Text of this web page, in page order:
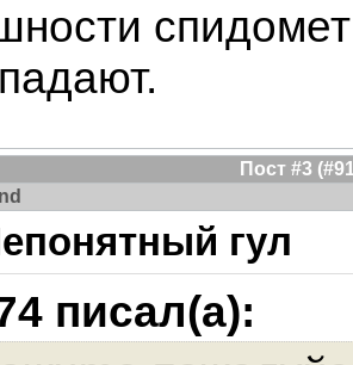
Пост #3
гул
писал(а):